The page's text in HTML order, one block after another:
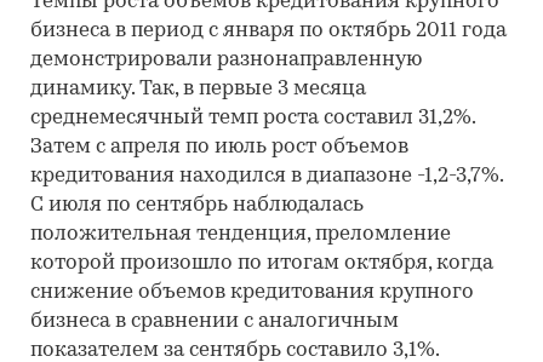
бизнеса в период с января по октябрь 2011 года
демонстрировали разнонаправленную
динамику. Так, в первые 3 месяца
среднемесячный темп роста составил 31,2%.
Затем с апреля по июль рост объемов
кредитования находился в диапазоне -1,2-3,7%.
С июля по сентябрь наблюдалась
положительная тенденция, преломление
которой произошло по итогам октября, когда
снижение объемов кредитования крупного
бизнеса в сравнении с аналогичным
показателем за сентябрь составило 3,1%.